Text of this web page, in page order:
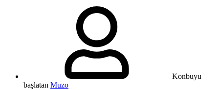
Konbuyu
başlatan Muzo